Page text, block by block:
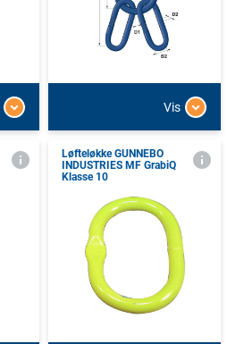
Vis
Løfteløkke GUNNEBO
INDUSTRIES MF GrabiQ
Klasse 10